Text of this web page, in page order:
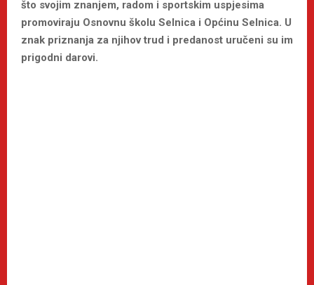
što svojim znanjem, radom i sportskim uspjesima
promoviraju Osnovnu školu Selnica i Općinu Selnica. U
znak priznanja za njihov trud i predanost uručeni su im
prigodni darovi.